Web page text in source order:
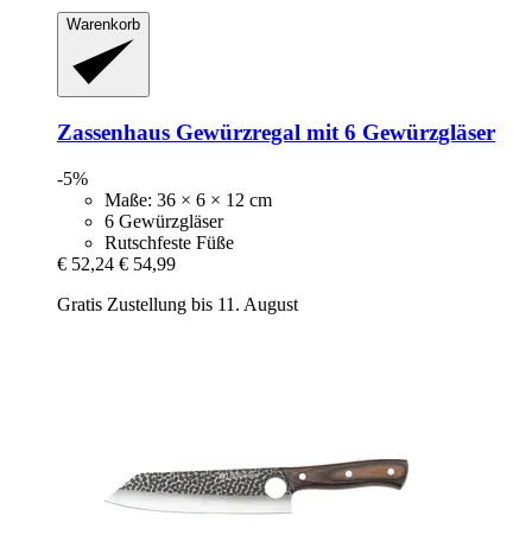
Warenkorb
Zassenhaus Gewürzregal mit 6 Gewürzgläser
-5%
Maße: 36 × 6 × 12 cm
6 Gewürzgläser
Rutschfeste Füße
€ 52,24 € 54,99
Gratis Zustellung bis 11. August